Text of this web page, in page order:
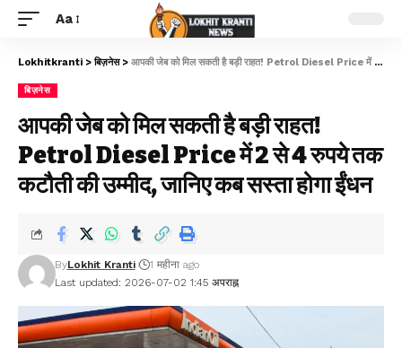
Aa
Lokhitkranti >बिज़नेस> आपकी जेब को मिल सकती है बड़ी राहत! Petrol Diesel Price में 2 से 4 रुपये तक कटौती की उम्मीद, जानिए कब सस्ता होगा ईंधन
बिज़नेस
आपकी जेब को मिल सकती है बड़ी राहत!
Petrol Diesel Price में 2 से 4 रुपये तक
कटौती की उम्मीद, जानिए कब सस्ता होगा ईंधन
Last updated: 2026-07-02 1:45 अपराह्न
ByLokhit Kranti 1 महीना ago